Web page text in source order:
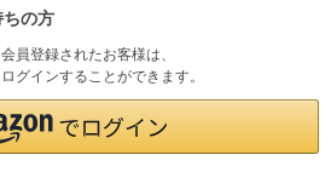
の方
員登録されたお客様は、
グインすることができます。